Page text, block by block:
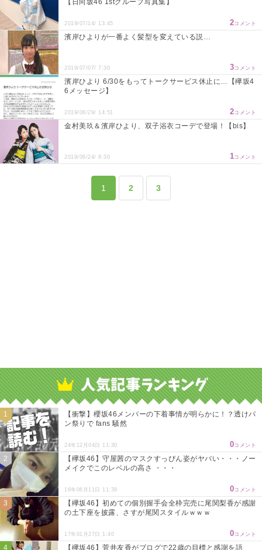
2019/07/14/ 13:45 2コメント
濱岸ひよりが一番よく髪型を変えている説…
2019/07/07/ 7:30 3コメント
濱岸ひより 6/30をもってトークサービス休止に…【欅坂4
6メッセージ】
2019/06/29/ 14:51 2コメント
金村美玖＆濱岸ひより、双子浴衣コーデで登場！【bis】
2019/06/24/ 8:30 1コメント
1 2 3
【衝撃】櫻坂46メンバーの下着事情が明らかに！？透けパ
ン祭りで fans 騒然
24年12月04日 11:30 0コメント
【欅坂46】守屋茜のマスクすっぴん姿がヤバい・・・ノー
メイクでこのレベルの高さ ・・・
16年06月11日 11:39 0コメント
【欅坂46】初めての個別握手会全枠完売に尾関梨香が感謝
の土下座を披露、さすが尾関スタイルｗｗｗ
17年01月27日 1:40 0コメント
【欅坂46】菅井友香がブログで22歳の目標と感謝を語